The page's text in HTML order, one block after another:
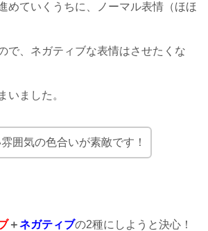
めていくうちに、ノーマル表情（ほほ
で、ネガティブな表情はさせたくな
いました。
囲気の色合いが素敵です！
＋ネガティブの2種にしようと決心！